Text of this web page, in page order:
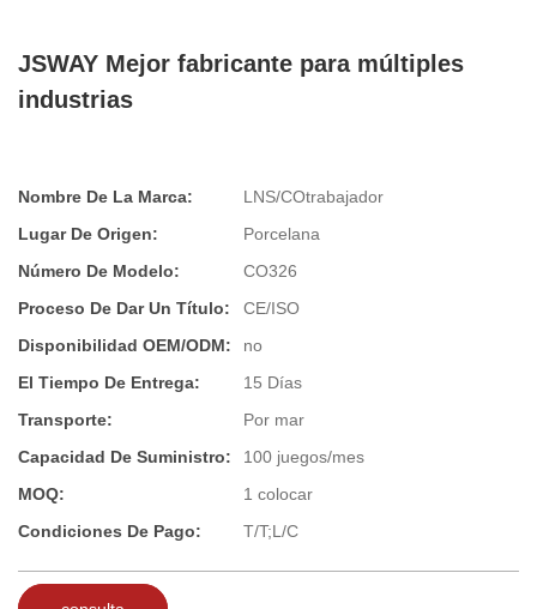
JSWAY Mejor fabricante para múltiples
industrias
Nombre De La Marca:
LNS/COtrabajador
Lugar De Origen:
Porcelana
Número De Modelo:
CO326
Proceso De Dar Un Título:
CE/ISO
Disponibilidad OEM/ODM:
no
El Tiempo De Entrega:
15 Días
Transporte:
Por mar
Capacidad De Suministro:
100 juegos/mes
MOQ:
1 colocar
Condiciones De Pago:
T/T;L/C